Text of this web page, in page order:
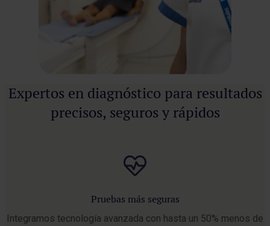
Expertos en diagnóstico para resultados
precisos, seguros y rápidos
Pruebas más seguras
Integramos tecnología avanzada con hasta un 50% menos de